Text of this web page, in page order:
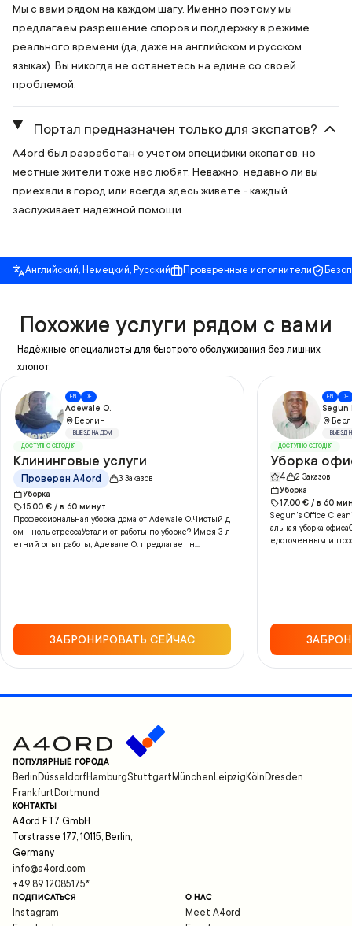
Мы с вами рядом на каждом шагу. Именно поэтому мы
предлагаем разрешение споров и поддержку в режиме
реального времени (да, даже на английском и русском
языках). Вы никогда не останетесь на едине со своей
проблемой.
Портал предназначен только для экспатов?
A4ord был разработан с учетом специфики экспатов, но
местные жители тоже нас любят. Неважно, недавно ли вы
приехали в город или всегда здесь живёте - каждый
заслуживает надежной помощи.
Английский, Немецкий, Русский Проверенные исполнители
Похожие услуги рядом с вами
Надёжные специалисты для быстрого обслуживания без лишних
хлопот.
EN DE
Adewale O.
Берлин
ВЫЕЗД НА ДОМ
ДОСТУПНО СЕГОДНЯ
Клининговые услуги
Проверен A4ord 3 Заказов
Уборка
15.00 € / в 60 минут
Профессиональная уборка дома от Adewale O.Чистый д
ом - ноль стрессаУстали от работы по уборке? Имея 3-л
етний опыт работы, Адевале О. предлагает н...
ЗАБРОНИРОВАТЬ СЕЙЧАС
EN DE
Segun
ВЫЕЗД
ДОСТУПНО СЕГОДНЯ
Уборка
4 2 Заказов
Уборка
17.00 € / в 60
Segun's Office
альная уборка
едоточенным и
ПОПУЛЯРНЫЕ ГОРОДА
Berlin Düsseldorf HamburgStuttgart München Leipzig Köln Dresden
Frankfurt Dortmund
КОНТАКТЫ
A4ord FT7 GmbH
Torstrasse 177, 10115, Berlin,
Germany
info@a4ord.com
+49 89 12085175*
ПОДПИСАТЬСЯ
Instagram
О НАС
Meet A4ord